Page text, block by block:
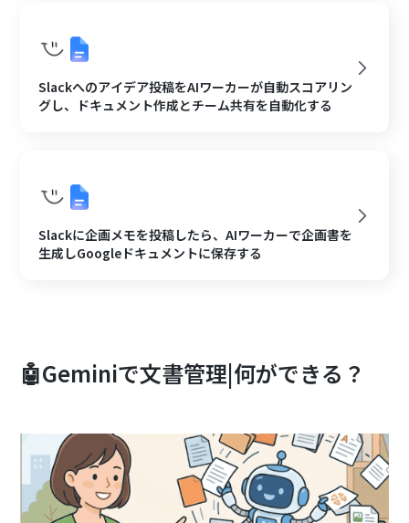
Slackへのアイデア投稿をAIワーカーが自動スコアリン
グし、ドキュメント作成とチーム共有を自動化する
Slackに企画メモを投稿したら、AIワーカーで企画書を
生成しGoogleドキュメントに保存する
🤖Geminiで文書管理|何ができる？